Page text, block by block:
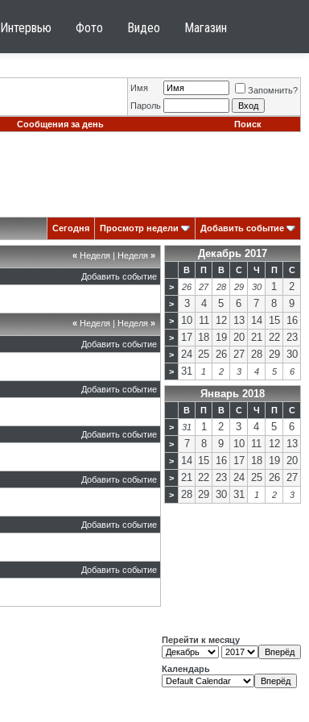
Интервью Фото Видео Магазин
Имя
Запомнить?
Пароль
Сообщения за день Поиск
Сегодня Просмотр недели Добавить событие
« Неделя | Неделя »
Добавить событие
« Неделя | Неделя »
Добавить событие
Добавить событие
Добавить событие
Добавить событие
Добавить событие
Добавить событие
Декабрь 2017
В П В С Ч П
С
>
26 27 28 29 30 1 2
> 3 4 5 6 7 8 9
> 10 11 12 13 14 15 16
> 17 18 19 20 21 22 23
> 24 25 26 27 28 29 30
> 31 1 2 3 4 5 6
Январь 2018
В П В С Ч П
С
>
31 1 2 3 4 5 6
> 7 8 9 10 11 12 13
> 14 15 16 17 18 19 20
> 21 22 23 24 25 26 27
> 28 29 30 31 1 2 3
Перейти к месяцу
Календарь